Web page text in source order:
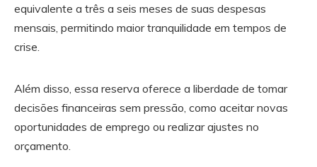
equivalente a três a seis meses de suas despesas
mensais, permitindo maior tranquilidade em tempos de
crise.
Além disso, essa reserva oferece a liberdade de tomar
decisões financeiras sem pressão, como aceitar novas
oportunidades de emprego ou realizar ajustes no
orçamento.